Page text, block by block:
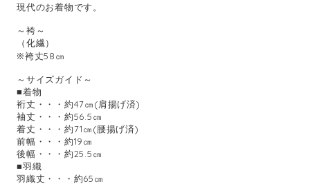
現代のお着物です。
～袴～
（化繊）
※袴丈58㎝
～サイズガイド～
■着物
裄丈・・・約47㎝(肩揚げ済)
袖丈・・・約56.5㎝
着丈・・・約71㎝(腰揚げ済)
前幅・・・約19㎝
後幅・・・約25.5㎝
■羽織
羽織丈・・・約65㎝